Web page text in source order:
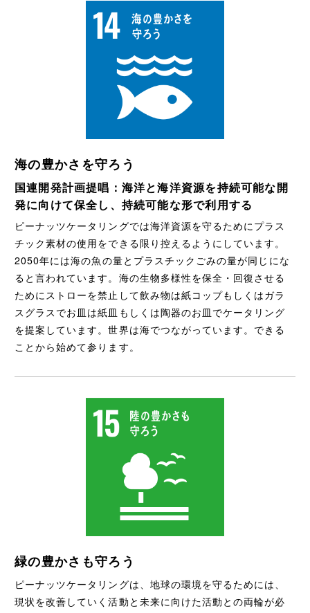
海の豊かさを守ろう
国連開発計画提唱：海洋と海洋資源を持続可能な開
発に向けて保全し、持続可能な形で利用する
ピーナッツケータリングでは海洋資源を守るためにプラス
チック素材の使用をできる限り控えるようにしています。
2050年には海の魚の量とプラスチックごみの量が同じにな
ると言われています。海の生物多様性を保全・回復させる
ためにストローを禁止して飲み物は紙コップもしくはガラ
スグラスでお皿は紙皿もしくは陶器のお皿でケータリング
を提案しています。世界は海でつながっています。できる
ことから始めて参ります。
緑の豊かさも守ろう
ピーナッツケータリングは、地球の環境を守るためには、
現状を改善していく活動と未来に向けた活動との両輪が必